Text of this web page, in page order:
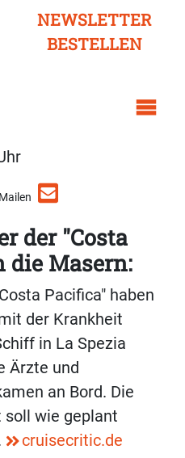
NEWSLETTER
BESTELLEN
Mailen
der "Costa
die Masern:
Pacifica" haben
der Krankheit
in La Spezia
Ärzte und
an Bord. Die
wie geplant
cruisecritic.de